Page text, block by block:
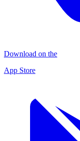
Download on the
App Store